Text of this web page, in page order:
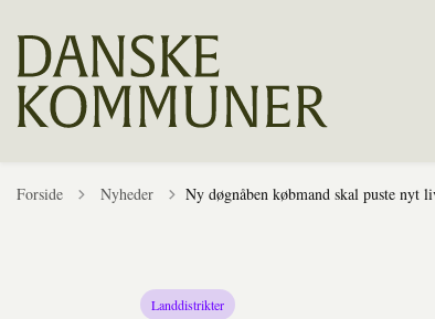
Forside Tilbage til
Nyheder Ny døgnåben købmand skal puste nyt
Landdistrikter